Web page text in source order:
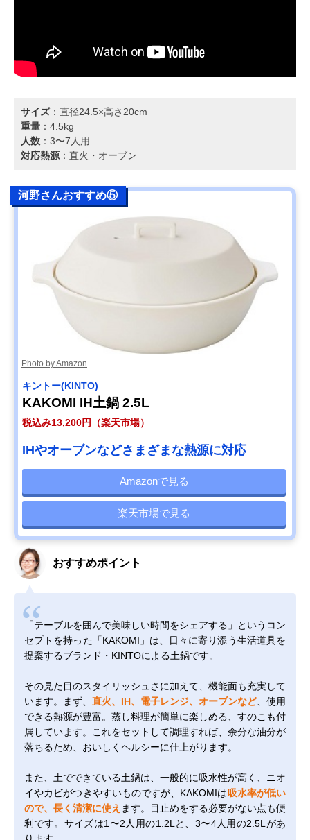
サイズ：直径24.5×高さ20cm
重量 ：4.5kg
人数 ：3〜7人用
対応熱源 ：直火・オーブン
河野さんおすすめ⑤
Photo by Amazon
キントー(KINTO)
KAKOMI IH土鍋 2.5L
税込み13,200円（楽天市場）
IHやオーブンなどさまざまな熱源に対応
Amazonで見る
楽天市場で見る
おすすめポイント
「テーブルを囲んで美味しい時間をシェアする」というコン
セプトを持った「KAKOMI」は、日々に寄り添う生活道具を
提案するブランド・KINTOによる土鍋です。
その見た目のスタイリッシュさに加えて、機能面も充実して
います。まず、 直火、IH、電子レンジ、オーブンなど、使用
できる熱源が豊富。蒸し料理が簡単に楽しめる、すのこも付
属しています。これをセットして調理すれば、余分な油分が
落ちるため、おいしくヘルシーに仕上がります。
また、土でできている土鍋は、一般的に吸水性が高く、ニオ
イやカビがつきやすいものですが、KAKOMIは 吸水率が低い
ので、長く清潔に使え ます。目止めをする必要がない点も便
利です。サイズは1〜2人用の1.2Lと、3〜4人用の2.5Lがあ